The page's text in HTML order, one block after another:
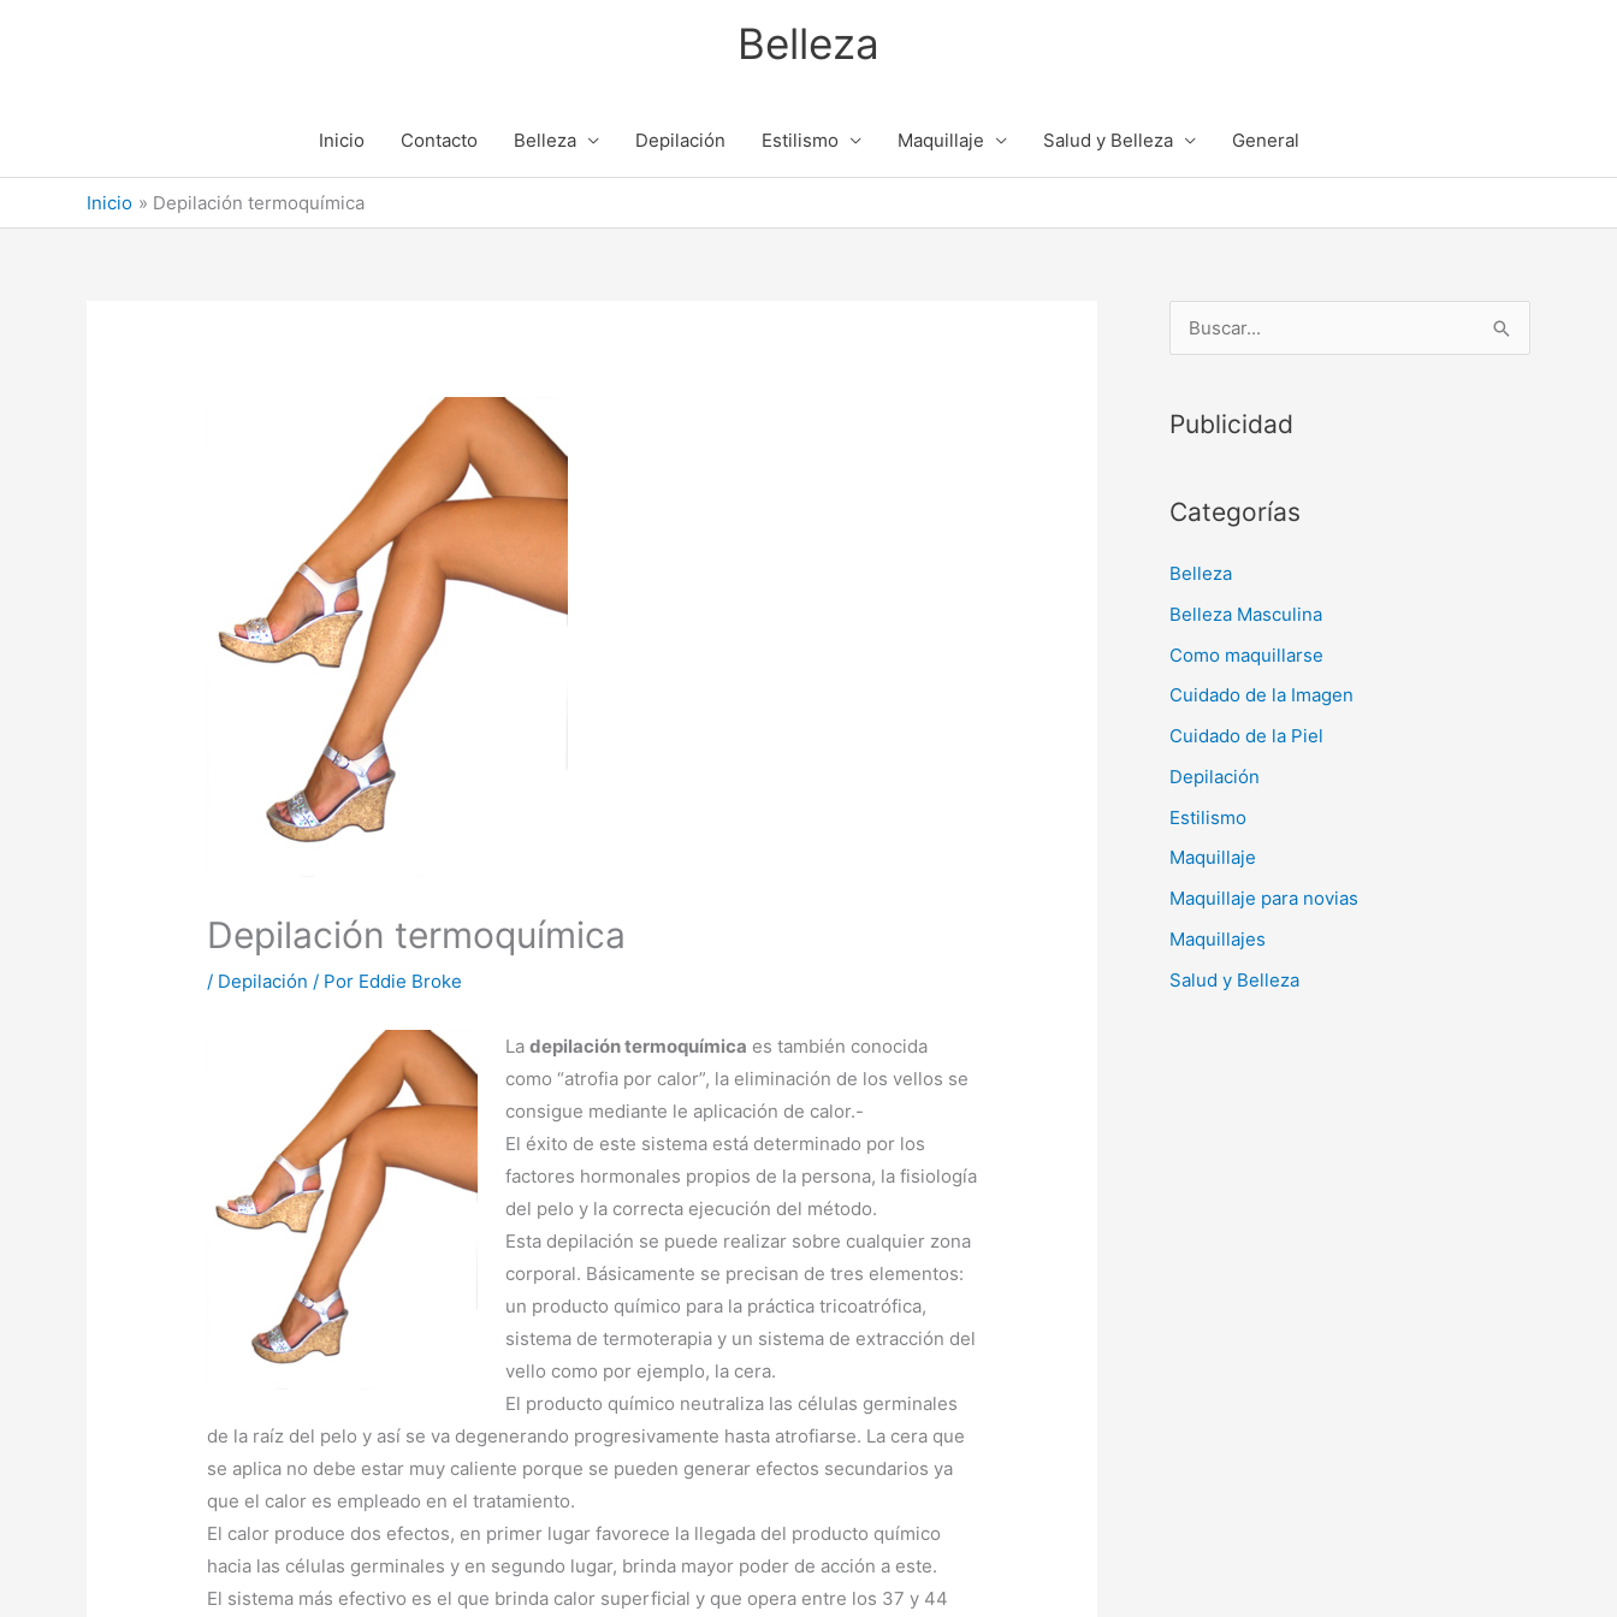
Belleza
Inicio Contacto Belleza Depilación Estilismo Maquillaje Salud y Belleza General
Inicio Depilación termoquímica
Depilación termoquímica
/ Depilación / Por Eddie Broke
La depilación termoquímica es también conocida
como “atrofia por calor”, la eliminación de los vellos se
consigue mediante le aplicación de calor.-
El éxito de este sistema está determinado por los
factores hormonales propios de la persona, la fisiología
del pelo y la correcta ejecución del método.
Esta depilación se puede realizar sobre cualquier zona
corporal. Básicamente se precisan de tres elementos:
un producto químico para la práctica tricoatrófica,
sistema de termoterapia y un sistema de extracción del
vello como por ejemplo, la cera.
El producto químico neutraliza las células germinales
de la raíz del pelo y así se va degenerando progresivamente hasta atrofiarse. La cera que
se aplica no debe estar muy caliente porque se pueden generar efectos secundarios ya
que el calor es empleado en el tratamiento.
El calor produce dos efectos, en primer lugar favorece la llegada del producto químico
hacia las células germinales y en segundo lugar, brinda mayor poder de acción a este.
El sistema más efectivo es el que brinda calor superficial y que opera entre los 37 y 44
u
c
r
o
r
Publicidad
Categorías
Belleza
Belleza Masculina
Como maquillarse
Cuidado de la Imagen
Cuidado de la Piel
Depilación
Estilismo
Maquillaje
Maquillaje para novias
Maquillajes
Salud y Belleza